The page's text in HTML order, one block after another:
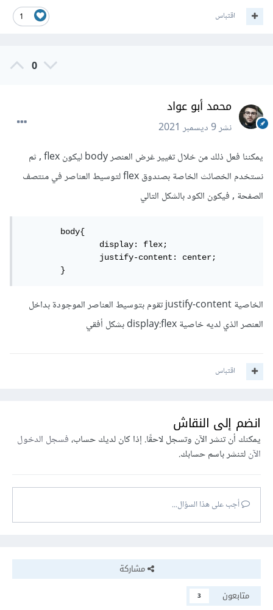
1 اقتباس
0
محمد أبو عواد
نشر9 ديسمبر 2021
يمكننا فعل ذلك من خلال تغيير غرض العنصر body ليكون flex , ثم
نستخدم الخصائث الخاصة بصندوق flex لتوسيط العناصر في منتصف
الصفحة , فيكون الكود بالشكل التالي
	body{
		display: flex;
		justify-content: center;
	}
الخاصية justify-content تقوم بتوسيط العناصر الموجودة بداخل
العنصر الذي لديه خاصية display:flex بشكل أفقي
اقتباس
انضم إلى النقاش
يمكنك أن تنشر الآن وتسجل لاحقًا. إذا كان لديك حساب،فسجل الدخول
الآنلتنشر باسم حسابك.
أجب على هذا السؤال...
مشاركة
متابعون
3